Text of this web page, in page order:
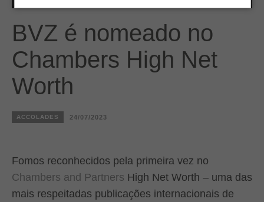
BVZ é nomeado no
Chambers High Net
Worth
ACCOLADES 24/07/2023
Fomos reconhecidos pela primeira vez no
Chambers and Partners High Net Worth – uma das
mais respeitadas publicações internacionais de